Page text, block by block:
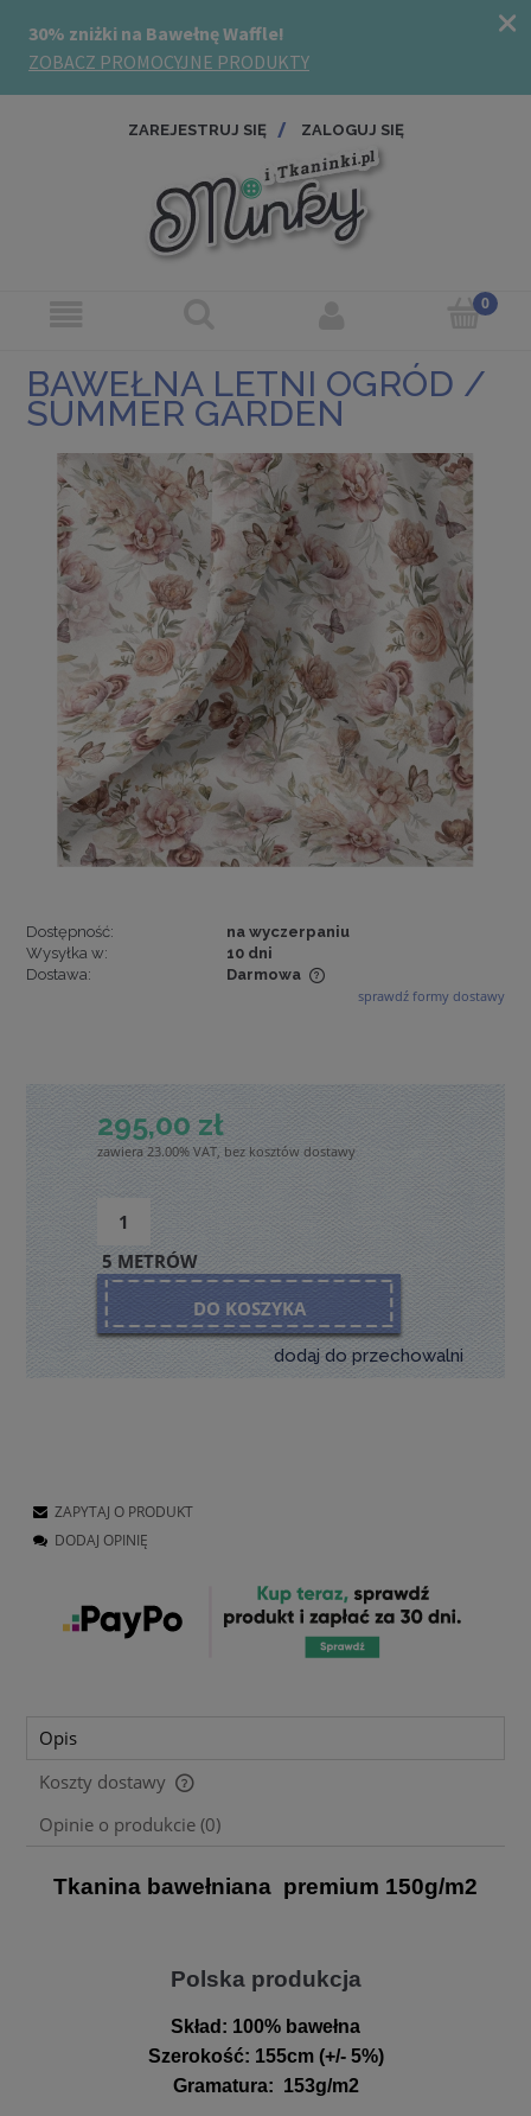
ZAREJESTRUJ SIĘ ZALOGUJ SIĘ
BAWEŁNA LETNI OGRÓD /
SUMMER GARDEN
Dostępność:
na wyczerpaniu
Wysyłka w:
10 dni
Dostawa:
Darmowa
Cena nie zawiera ewentualnych kosztów płatności
sprawdź formy dostawy
295,00 zł
zawiera 23.00% VAT, bez kosztów dostawy
5 METRÓW
DO KOSZYKA
dodaj do przechowalni
ZAPYTAJ O PRODUKT
DODAJ OPINIĘ
Opis
Koszty dostawy
Cena nie zawiera ewentualnych kosztów płatności
Opinie o produkcie (0)
Tkanina bawełniana premium 150g/m2
Polska produkcja
Skład: 100% bawełna
Szerokość: 155cm (+/- 5%)
Gramatura: 153g/m2